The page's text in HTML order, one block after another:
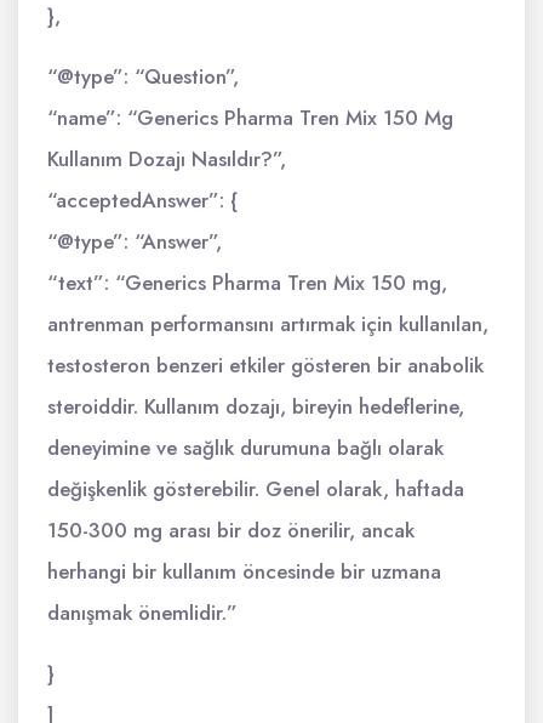
},
“@type”: “Question”,
“name”: “Generics Pharma Tren Mix 150 Mg
Kullanım Dozajı Nasıldır?”,
“acceptedAnswer”: {
“@type”: “Answer”,
“text”: “Generics Pharma Tren Mix 150 mg,
antrenman performansını artırmak için kullanılan,
testosteron benzeri etkiler gösteren bir anabolik
steroiddir. Kullanım dozajı, bireyin hedeflerine,
deneyimine ve sağlık durumuna bağlı olarak
değişkenlik gösterebilir. Genel olarak, haftada
150-300 mg arası bir doz önerilir, ancak
herhangi bir kullanım öncesinde bir uzmana
danışmak önemlidir.”
}
]